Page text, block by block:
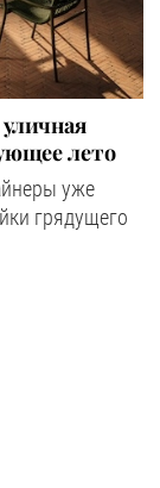
лето
уже
грядущего